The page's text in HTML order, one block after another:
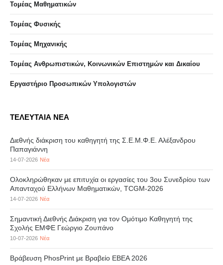
Τομέας Μαθηματικών
Τομέας Φυσικής
Τομέας Μηχανικής
Τομέας Ανθρωπιστικών, Κοινωνικών Επιστημών και Δικαίου
Eργαστήριo Προσωπικών Υπολογιστών
ΤΕΛΕΥΤΑΙΑ ΝΕΑ
Διεθνής διάκριση του καθηγητή της Σ.Ε.Μ.Φ.Ε. Αλέξανδρου
Παπαγιάννη
14-07-2026 Νέα
Ολοκληρώθηκαν με επιτυχία οι εργασίες του 3ου Συνεδρίου των
Απανταχού Ελλήνων Μαθηματικών, TCGM-2026
14-07-2026 Νέα
Σημαντική Διεθνής Διάκριση για τον Ομότιμο Καθηγητή της
Σχολής ΕΜΦΕ Γεώργιο Ζουπάνο
10-07-2026 Νέα
Βράβευση PhosPrint με Βραβείο ΕΒΕΑ 2026